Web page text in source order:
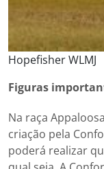
Hopefisher WLMJ
Figuras
Na raça
criação pela
poderá realizar